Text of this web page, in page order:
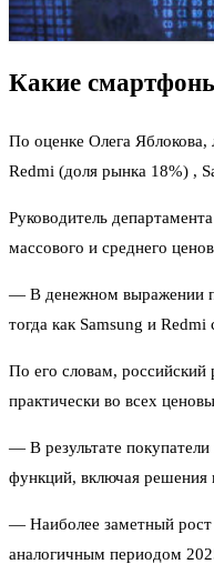
Какие
По оценке Олега
Redmi (доля рынка 18%) ,
Руководитель
массового и среднего
— В денежном выражении
тогда как Samsung и
По его словам, российский
практически во всех
— В результате
функций, включая решения
— Наиболее заметный рост
аналогичным периодом